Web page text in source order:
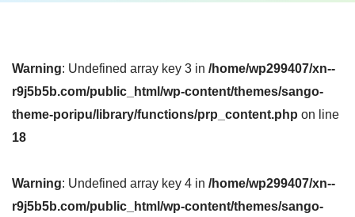
Warning: Undefined array key 3 in /home/wp299407/xn--
r9j5b5b.com/public_html/wp-content/themes/sango-
theme-poripu/library/functions/prp_content.php on line
18
Warning: Undefined array key 4 in /home/wp299407/xn--
r9j5b5b.com/public_html/wp-content/themes/sango-